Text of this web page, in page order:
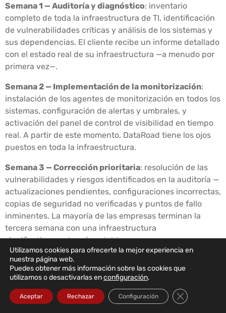
Semana 1 — Auditoría y diagnóstico: inventario
completo de toda la infraestructura de TI, identificación
de vulnerabilidades críticas y análisis de los sistemas y
sus dependencias. El cliente recibe un informe detallado
con el estado real de su infraestructura —a menudo por
primera vez—.
Semana 2 — Implementación de la monitorización:
instalación de los agentes de monitorización en todos los
sistemas, configuración de alertas y umbrales, y
activación del panel de control de visibilidad en tiempo
real. A partir de este momento, DataRoad tiene los ojos
puestos en toda la infraestructura.
Semana 3 — Corrección prioritaria: resolución de las
vulnerabilidades y riesgos identificados en la auditoría —
actualizaciones pendientes, configuraciones incorrectas,
copias de seguridad no verificadas y puntos de fallo
inminentes. La mayoría de las empresas terminan la
tercera semana con una infraestructura
significativamente más estable y segura.
Semana 4 — Pleno funcionamiento
a pleno rendimiento. Los usuarios conocen los canales
de asistencia. El equipo de DataRoad conoce el entorno.
Se presenta el primer informe mensual con un resumen
Utilizamos cookies para ofrecerte la mejor experiencia en
nuestra página web.
Puedes obtener más información sobre las cookies que
utilizamos o desactivarlas enconfiguración.
Aceptar Rechazar Configuración Cerrar el